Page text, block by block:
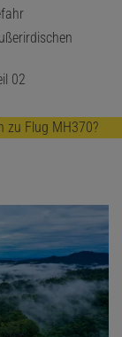
02
zu Flug MH370?